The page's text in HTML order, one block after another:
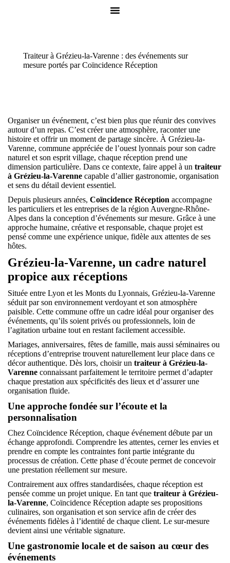
Traiteur à Grézieu-la-Varenne : des événements sur
mesure portés par Coïncidence Réception
Organiser un événement, c’est bien plus que réunir des convives
autour d’un repas. C’est créer une atmosphère, raconter une
histoire et offrir un moment de partage sincère. À Grézieu-la-
Varenne, commune appréciée de l’ouest lyonnais pour son cadre
naturel et son esprit village, chaque réception prend une
dimension particulière. Dans ce contexte, faire appel à un traiteur
à Grézieu-la-Varenne capable d’allier gastronomie, organisation
et sens du détail devient essentiel.
Depuis plusieurs années, Coïncidence Réception accompagne
les particuliers et les entreprises de la région Auvergne-Rhône-
Alpes dans la conception d’événements sur mesure. Grâce à une
approche humaine, créative et responsable, chaque projet est
pensé comme une expérience unique, fidèle aux attentes de ses
hôtes.
Grézieu-la-Varenne, un cadre naturel
propice aux réceptions
Située entre Lyon et les Monts du Lyonnais, Grézieu-la-Varenne
séduit par son environnement verdoyant et son atmosphère
paisible. Cette commune offre un cadre idéal pour organiser des
événements, qu’ils soient privés ou professionnels, loin de
l’agitation urbaine tout en restant facilement accessible.
Mariages, anniversaires, fêtes de famille, mais aussi séminaires ou
réceptions d’entreprise trouvent naturellement leur place dans ce
décor authentique. Dès lors, choisir un traiteur à Grézieu-la-
Varenne connaissant parfaitement le territoire permet d’adapter
chaque prestation aux spécificités des lieux et d’assurer une
organisation fluide.
Une approche fondée sur l’écoute et la
personnalisation
Chez Coïncidence Réception, chaque événement débute par un
échange approfondi. Comprendre les attentes, cerner les envies et
prendre en compte les contraintes font partie intégrante du
processus de création. Cette phase d’écoute permet de concevoir
une prestation réellement sur mesure.
Contrairement aux offres standardisées, chaque réception est
pensée comme un projet unique. En tant que traiteur à Grézieu-
la-Varenne, Coïncidence Réception adapte ses propositions
culinaires, son organisation et son service afin de créer des
événements fidèles à l’identité de chaque client. Le sur-mesure
devient ainsi une véritable signature.
Une gastronomie locale et de saison au cœur des
événements